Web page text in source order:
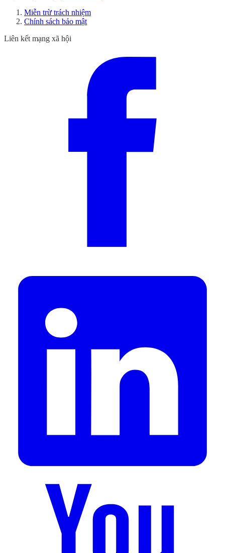
Miễn trừ trách nhiệm
Chính sách bảo mật
Liên kết mạng xã hội